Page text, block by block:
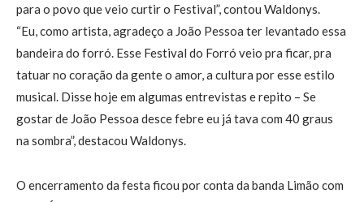
para o povo que veio curtir o Festival”, contou Waldonys.
“Eu, como artista, agradeço a João Pessoa ter levantado essa
bandeira do forró. Esse Festival do Forró veio pra ficar, pra
tatuar no coração da gente o amor, a cultura por esse estilo
musical. Disse hoje em algumas entrevistas e repito – Se
gostar de João Pessoa desce febre eu já tava com 40 graus
na sombra”, destacou Waldonys.
O encerramento da festa ficou por conta da banda Limão com